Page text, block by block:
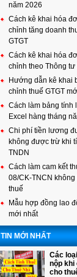
năm 2026
Cách kê khai hóa
chỉnh tăng doanh
GTGT
Cách kê khai hóa
chỉnh theo Thông tư
Hướng dẫn kê khai
chỉnh thuế GTGT
Cách làm bảng tính
Excel hàng tháng
Chi phí tiền lương
không được trừ khi
TNDN
Cách làm cam kết
08/CK-TNCN
thuế
Mẫu hợp đồng lao
mới nhất
TIN MỚI NHẤT
Các
nộp khi
cho